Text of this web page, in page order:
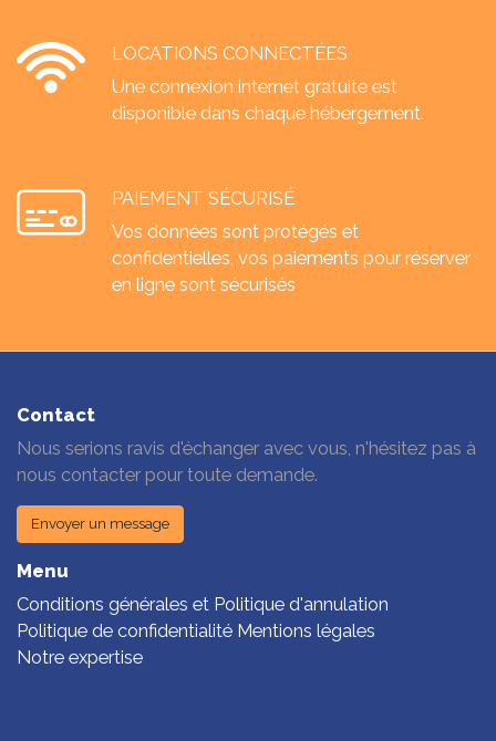
LOCATIONS CONNECTÉES
Une connexion internet gratuite est
disponible dans chaque hébergement.
PAIEMENT SÉCURISÉ
Vos données sont protégés et
confidentielles, vos paiements pour réserver
en ligne sont sécurisés
Contact
Nous serions ravis d'échanger avec vous, n'hésitez pas à
nous contacter pour toute demande.
Envoyer un message
Menu
Conditions générales et Politique d'annulation
Politique de confidentialité Mentions légales
Notre expertise